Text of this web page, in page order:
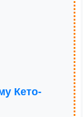
Кето-